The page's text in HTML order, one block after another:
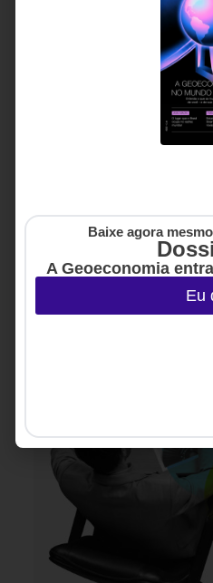
Live marketing ganha
Logotipos já não são
relevância. Em um
mensagens, as marcas
aquelas capazes de
experiências memoráveis
Baixe agora
A Geoeconomia
Eu